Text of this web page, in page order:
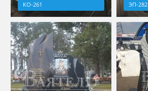
КО-261
ЭП-282